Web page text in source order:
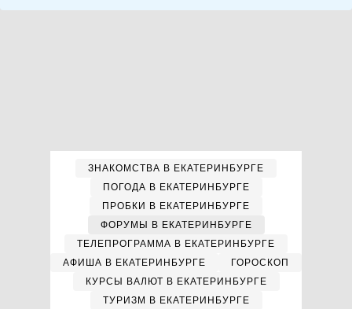
ЗНАКОМСТВА В ЕКАТЕРИНБУРГЕ
ПОГОДА В ЕКАТЕРИНБУРГЕ
ПРОБКИ В ЕКАТЕРИНБУРГЕ
ФОРУМЫ В ЕКАТЕРИНБУРГЕ
ТЕЛЕПРОГРАММА В ЕКАТЕРИНБУРГЕ
АФИША В ЕКАТЕРИНБУРГЕ
ГОРОСКОП
КУРСЫ ВАЛЮТ В ЕКАТЕРИНБУРГЕ
ТУРИЗМ В ЕКАТЕРИНБУРГЕ